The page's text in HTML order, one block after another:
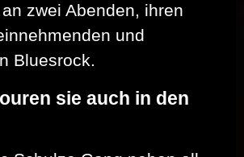
zwei Abenden, ihren
und
Bluesrock.
sie auch in den